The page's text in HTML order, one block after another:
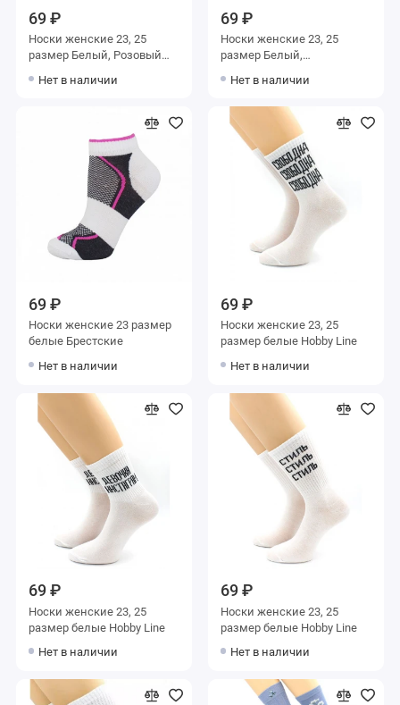
69 ₽
Носки женские 23, 25
размер Белый, Розовый
Нет в наличии
69 ₽
Носки женские 23, 25
размер Белый,
Нет в наличии
69 ₽
Носки женские 23 размер
белые Брестские
Нет в наличии
69 ₽
Носки женские 23, 25
размер белые Hobby Line
Нет в наличии
69 ₽
Носки женские 23, 25
размер белые Hobby Line
Нет в наличии
69 ₽
Носки женские 23, 25
размер белые Hobby Line
Нет в наличии